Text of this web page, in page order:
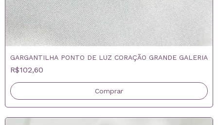
GARGANTILHA PONTO DE LUZ CORAÇÃO GRANDE GALERIA
R$102,60
Comprar